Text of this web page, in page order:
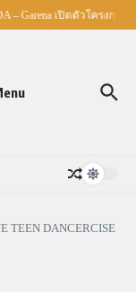
– Garena เปิดตัวโครงการ
TEEN DANCERCISE